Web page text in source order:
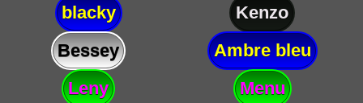
blacky
Kenzo
Bessey
Ambre bleu
Leny
Menu